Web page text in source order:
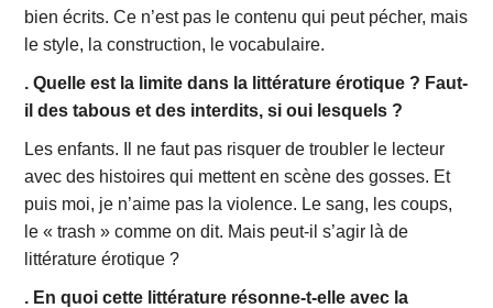
bien écrits. Ce n’est pas le contenu qui peut pécher, mais
le style, la construction, le vocabulaire.
. Quelle est la limite dans la littérature érotique ? Faut-
il des tabous et des interdits, si oui lesquels ?
Les enfants. Il ne faut pas risquer de troubler le lecteur
avec des histoires qui mettent en scène des gosses. Et
puis moi, je n’aime pas la violence. Le sang, les coups,
le « trash » comme on dit. Mais peut-il s’agir là de
littérature érotique ?
. En quoi cette littérature résonne-t-elle avec la